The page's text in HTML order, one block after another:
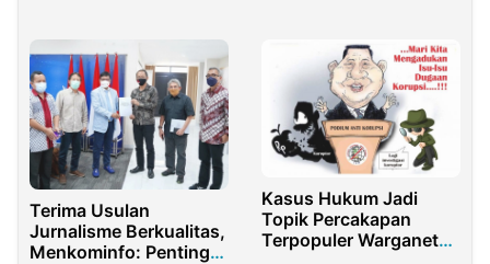
Terima Usulan
Jurnalisme Berkualitas,
Menkominfo: Penting
Kasus Hukum Jadi
Topik Percakapan
Terpopuler Warganet